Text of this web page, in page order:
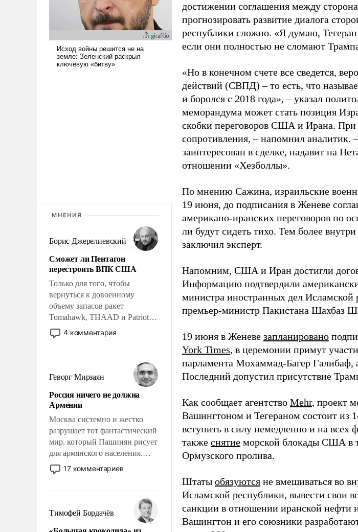
МНЕНИЯ
Борис Джерелиевский
Сможет ли Пентагон
перестроить ВПК США
Только для того, чтобы
вернуться к довоенному
объему запасов ракет
Tomahawk, THAAD и Patriot
США потребуется более трех
лет. Даже небольшая война с
Сложившаяся ситуация
означает многолетний период
уязвимости США, например,
перед Китаем.
4 комментария
Геворг Мирзаян
Россия ничего не должна
Армении
Москва системно и жестко
разрушает тот фантастический
мир, который Пашинян рисует
для армянского населения.
Мир, где политические
прожекты будут безусловно
налогоплательщиков и где
Еревану за свои поступки не
17 комментариев
Тимофей Бордачёв
достижении соглашения между
прогнозировать развитие диалога
республики сложно. «Я думаю, Тегеран
если они полностью не сломают
«Но в конечном счете все сведется,
действий (СВПД) – то есть, что
и боролся с 2018 года», – указал
меморандума может стать позиция
скобки переговоров США и Ирана. При
сопротивления, – напомнил аналитик.
заинтересован в сделке, надавит на
отношении «Хезболлы».
По мнению Сажина, израильские
19 июня, до подписания в Женеве
американо-иранских переговоров по
ли будут сидеть тихо. Тем более
заключил эксперт.
Напомним, США и Иран достигли
Информацию подтвердили
министра иностранных дел Исламской
премьер-министр Пакистана Шахбаз
19 июня в Женеве запланировано
York Times, в церемонии примут
парламента Мохаммад-Багер
Последний допустил присутствие
Как сообщает агентство Mehr, проект
Вашингтоном и Тегераном состоит из
вступить в силу немедленно и на
также снятие морской блокады США в
Ормузского пролива.
Штаты обязуются не вмешиваться во
Исламской республики, вывести свои
санкции в отношении иранской нефти
Вашингтон и его союзники